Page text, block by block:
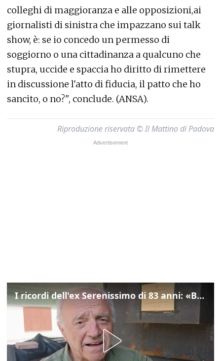
colleghi di maggioranza e alle opposizioni,ai
giornalisti di sinistra che impazzano sui talk
show, è: se io concedo un permesso di
soggiorno o una cittadinanza a qualcuno che
stupra, uccide e spaccia ho diritto di rimettere
in discussione l'atto di fiducia, il patto che ho
sancito, o no?", conclude. (ANSA).
Riproduzione riservata © Il Mattino di Padova
I ricordi dell'ex Serenissimo di 83 anni: «Bossi geloso di noi, in carcere mi cantavano l’inno di San Marco»